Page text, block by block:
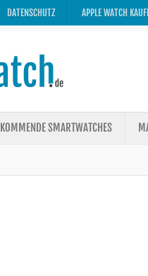
DATENSCHUTZ APPLE WATCH
KOMMENDE SMARTWATCHES